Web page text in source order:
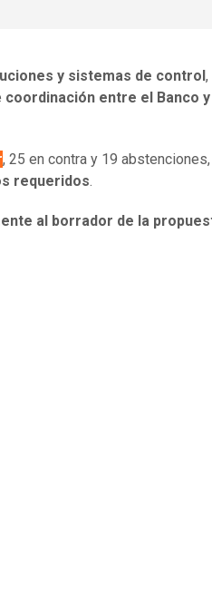
y sistemas de control
coordinación entre el Banco
, 25 en contra y 19
requeridos.
al borrador de la